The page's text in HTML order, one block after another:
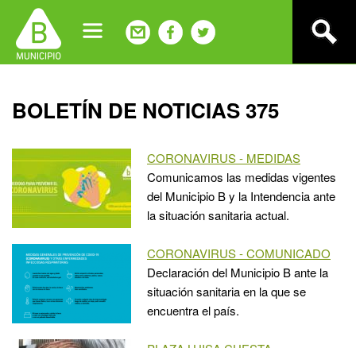
navigation
Back
to
BOLETÍN DE NOTICIAS 375
CORONAVIRUS - MEDIDAS
Comunicamos las medidas vigentes
del Municipio B y la Intendencia ante
la situación sanitaria actual.
CORONAVIRUS - COMUNICADO
Declaración del Municipio B ante la
situación sanitaria en la que se
encuentra el país.